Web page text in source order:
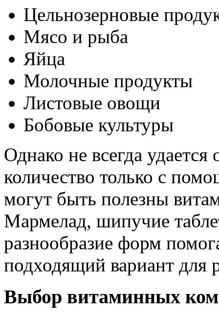
Цельнозерновые
Мясо и рыба
Яйца
Молочные продукты
Листовые овощи
Бобовые культуры
Однако не всегда
количество только с
могут быть полезны
Мармелад, шипучие
разнообразие форм
подходящий вариант для
Выбор витаминных